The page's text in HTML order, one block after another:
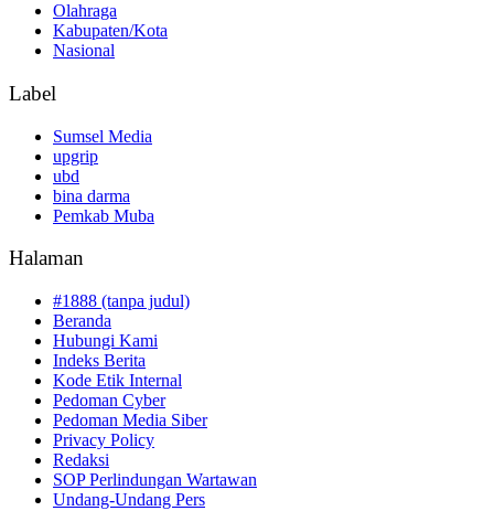
Olahraga
Kabupaten/Kota
Nasional
Label
Sumsel Media
upgrip
ubd
bina darma
Pemkab Muba
Halaman
#1888 (tanpa judul)
Beranda
Hubungi Kami
Indeks Berita
Kode Etik Internal
Pedoman Cyber
Pedoman Media Siber
Privacy Policy
Redaksi
SOP Perlindungan Wartawan
Undang-Undang Pers